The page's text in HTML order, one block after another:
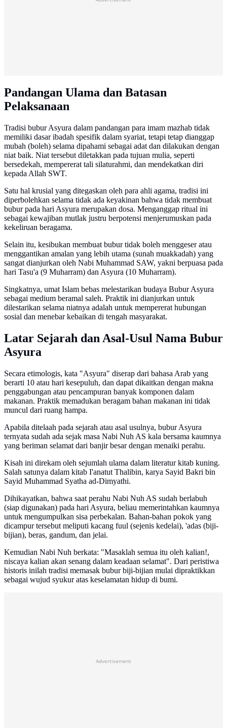
Pandangan Ulama dan Batasan
Pelaksanaan
Tradisi bubur Asyura dalam pandangan para imam mazhab tidak
memiliki dasar ibadah spesifik dalam syariat, tetapi tetap dianggap
mubah (boleh) selama dipahami sebagai adat dan dilakukan dengan
niat baik. Niat tersebut diletakkan pada tujuan mulia, seperti
bersedekah, mempererat tali silaturahmi, dan mendekatkan diri
kepada Allah SWT.
Satu hal krusial yang ditegaskan oleh para ahli agama, tradisi ini
diperbolehkan selama tidak ada keyakinan bahwa tidak membuat
bubur pada hari Asyura merupakan dosa. Menganggap ritual ini
sebagai kewajiban mutlak justru berpotensi menjerumuskan pada
kekeliruan beragama.
Selain itu, kesibukan membuat bubur tidak boleh menggeser atau
menggantikan amalan yang lebih utama (sunah muakkadah) yang
sangat dianjurkan oleh Nabi Muhammad SAW, yakni berpuasa pada
hari Tasu'a (9 Muharram) dan Asyura (10 Muharram).
Singkatnya, umat Islam bebas melestarikan budaya Bubur Asyura
sebagai medium beramal saleh. Praktik ini dianjurkan untuk
dilestarikan selama niatnya adalah untuk mempererat hubungan
sosial dan menebar kebaikan di tengah masyarakat.
Latar Sejarah dan Asal-Usul Nama Bubur
Asyura
Secara etimologis, kata "Asyura" diserap dari bahasa Arab yang
berarti 10 atau hari kesepuluh, dan dapat dikaitkan dengan makna
penggabungan atau pencampuran banyak komponen dalam
makanan. Praktik memadukan beragam bahan makanan ini tidak
muncul dari ruang hampa.
Apabila ditelaah pada sejarah atau asal usulnya, bubur Asyura
ternyata sudah ada sejak masa Nabi Nuh AS kala bersama kaumnya
yang beriman selamat dari banjir besar dengan menaiki perahu.
Kisah ini direkam oleh sejumlah ulama dalam literatur kitab kuning.
Salah satunya dalam kitab I'anatut Thalibin, karya Sayid Bakri bin
Sayid Muhammad Syatha ad-Dimyathi.
Dihikayatkan, bahwa saat perahu Nabi Nuh AS sudah berlabuh
(siap digunakan) pada hari Asyura, beliau memerintahkan kaumnya
untuk mengumpulkan sisa perbekalan. Bahan-bahan pokok yang
dicampur tersebut meliputi kacang fuul (sejenis kedelai), 'adas (biji-
bijian), beras, gandum, dan jelai.
Kemudian Nabi Nuh berkata: "Masaklah semua itu oleh kalian!,
niscaya kalian akan senang dalam keadaan selamat". Dari peristiwa
historis inilah tradisi memasak bubur biji-bijian mulai dipraktikkan
sebagai wujud syukur atas keselamatan hidup di bumi.
Advertisement